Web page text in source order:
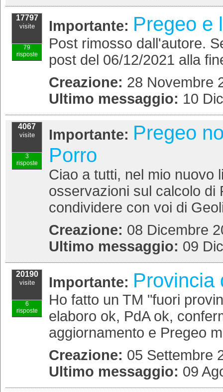
17797
visite
79
risposte
Importante: Pregeo e
Post rimosso dall'autore.
post del 06/12/2021 alla
Creazione: 28 Novembre
Ultimo messaggio: 10
4067
visite
3
risposte
Importante: Pregeo
Porro
Ciao a tutti, nel mio nuovo
osservazioni sul calcolo di
condividere con voi di
Creazione: 08 Dicembre
Ultimo messaggio: 09
20190
visite
6
risposte
Importante: Provincia
Ho fatto un TM "fuori
elaboro ok, PdA ok,
aggiornamento e Pregeo
Creazione: 05 Settembre
Ultimo messaggio: 09